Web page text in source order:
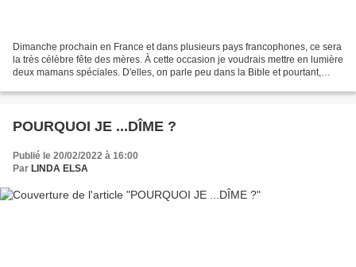
Dimanche prochain en France et dans plusieurs pays francophones, ce sera
la très célèbre fête des mères. À cette occasion je voudrais mettre en lumière
deux mamans spéciales. D'elles, on parle peu dans la Bible et pourtant,
POURQUOI JE ...DÎME ?
Publié le 20/02/2022 à 16:00
Par LINDA ELSA